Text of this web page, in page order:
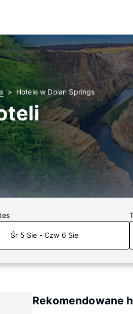
Hotele w Dolan Springs
Śr 5 Sie - Czw 6 Sie
Rekomendowane